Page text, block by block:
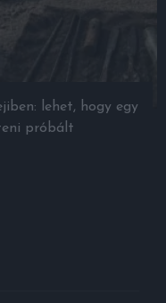
lehet, hogy egy
próbált